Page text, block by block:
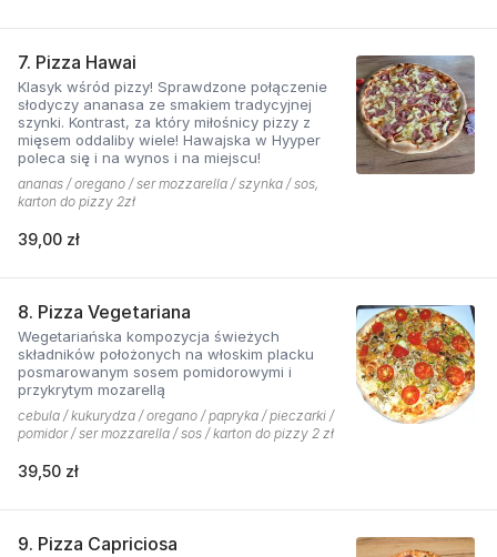
7. Pizza Hawai
Klasyk wśród pizzy! Sprawdzone połączenie
słodyczy ananasa ze smakiem tradycyjnej
szynki. Kontrast, za który miłośnicy pizzy z
mięsem oddaliby wiele! Hawajska w Hyyper
poleca się i na wynos i na miejscu!
ananas / oregano / ser mozzarella / szynka / sos,
karton do pizzy 2zł
39,00 zł
8. Pizza Vegetariana
Wegetariańska kompozycja świeżych
składników położonych na włoskim placku
posmarowanym sosem pomidorowymi i
przykrytym mozarellą
cebula / kukurydza / oregano / papryka / pieczarki /
pomidor / ser mozzarella / sos / karton do pizzy 2 zł
39,50 zł
9. Pizza Capriciosa